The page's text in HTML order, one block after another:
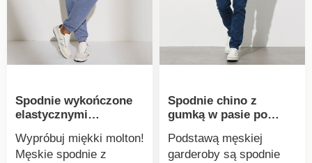
kontrolowanych praktyk
społecznych. Można
prać w pralce.
lamówką. Połowa
nogawek na podszewce.
Prosty krój. Spodnie bez
szwów. Można prać w
delikatnym programie.
Spodnie wykończone
elastycznymi
Wypróbuj miękki molton!
Męskie spodnie z
Spodnie chino z
gumką w pasie po
Podstawą męskiej
garderoby są spodnie